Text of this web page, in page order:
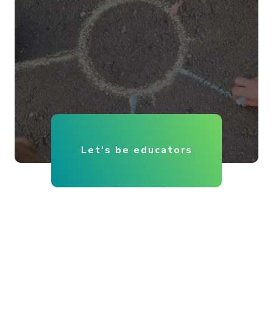
Let’s be educators